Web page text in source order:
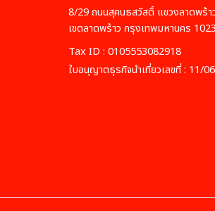
8/29 ถนนสุคนธสวัสดิ์ แขวงลาดพร้า
เขตลาดพร้าว กรุงเทพมหานคร
Tax ID : 0105553082918
ใบอนุญาตธุรกิจนำเที่ยวเลขที่ : 11/